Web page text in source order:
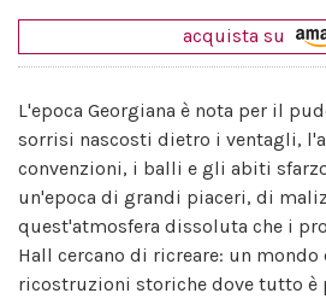
acquista su
L'epoca Georgiana è nota per il
sorrisi nascosti dietro i ventagli,
convenzioni, i balli e gli abiti
un'epoca di grandi piaceri, di
quest'atmosfera dissoluta che i
Hall cercano di ricreare: un
ricostruzioni storiche dove tutto